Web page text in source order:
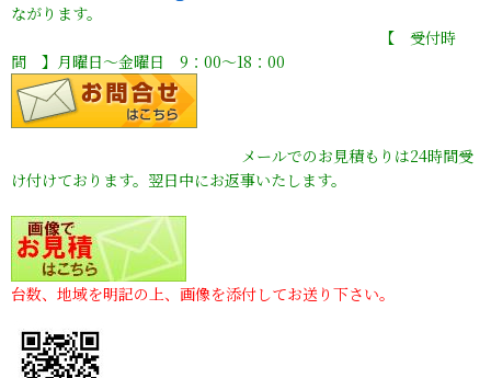
ながります。
【 受付時
間 】月曜日〜金曜日 9：00〜18：00
メールでのお見積もりは24時間受
け付けております。翌日中にお返事いたします。
台数、地域を明記の上、画像を添付してお送り下さい。